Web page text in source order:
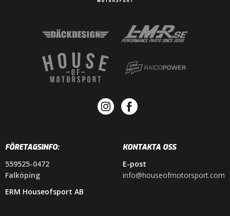
FÖRETAGSINFO:
559525-0472
Falköping
ERM Houseofsport AB
KONTAKTA OSS
E-post
info@houseofmotorsport.com